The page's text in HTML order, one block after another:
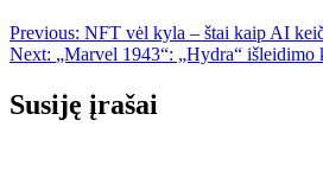
Previous: NFT vėl kyla – štai kaip AI
Next: „Marvel 1943“: „Hydra“ išleidimo
Susiję įrašai